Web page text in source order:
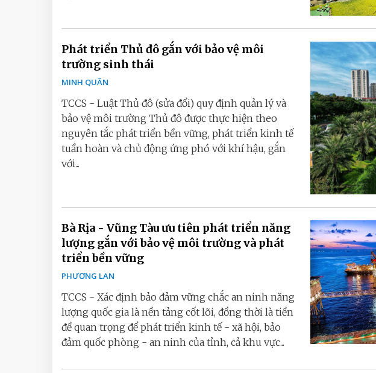
Phát triển Thủ đô gắn với bảo vệ môi
trường sinh thái
MINH QUÂN
TCCS - Luật Thủ đô (sửa đổi) quy định quản lý và
bảo vệ môi trường Thủ đô được thực hiện theo
nguyên tắc phát triển bền vững, phát triển kinh tế
tuần hoàn và chủ động ứng phó với khí hậu, gắn
với...
Bà Rịa - Vũng Tàu ưu tiên phát triển năng
lượng gắn với bảo vệ môi trường và phát
triển bền vững
PHƯƠNG LAN
TCCS - Xác định bảo đảm vững chắc an ninh năng
lượng quốc gia là nền tảng cốt lõi, đồng thời là tiền
đề quan trọng để phát triển kinh tế - xã hội, bảo
đảm quốc phòng - an ninh của tỉnh, cả khu vực...